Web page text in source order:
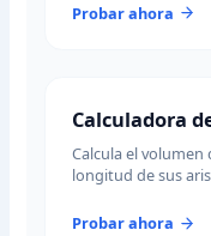
Probar ahora
Calculadora
Calcula el
longitud de sus
Probar ahora